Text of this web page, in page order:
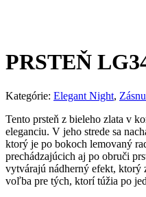
PRSTEŇ
Kategórie: Elegant Night,
Tento prsteň z bieleho zlata v
eleganciu. V jeho strede sa
ktorý je po bokoch lemovaný
prechádzajúcich aj po obruči
vytvárajú nádherný efekt, ktorý
voľba pre tých, ktorí túžia po